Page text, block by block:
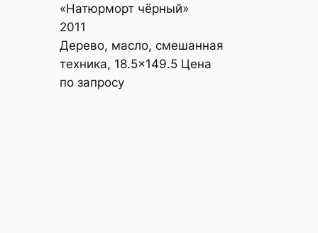
«Натюрморт чёрный»
2011
Дерево, масло, смешанная
техника, 18.5×149.5 Цена
по запросу